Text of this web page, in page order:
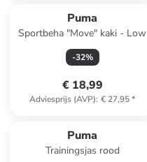
Puma
Sportbeha "Move" kaki - Low
-32%
€ 18,99
Adviesprijs (AVP): € 27,95*
Puma
Trainingsjas rood